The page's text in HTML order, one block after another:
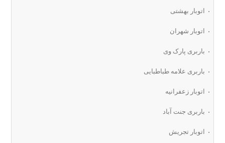
اتوبار بهشتی
اتوبار شهران
باربری پارک وی
باربری علامه طباطبایی
اتوبار زعفرانیه
باربری جنت آباد
اتوبار تجریش